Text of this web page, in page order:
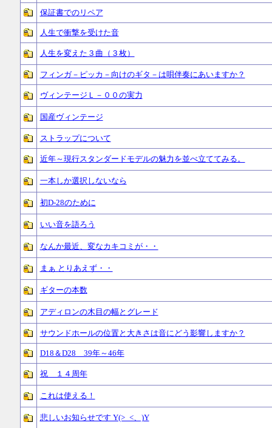
保証書でのリペア
人生で衝撃を受けた音
人生を変えた３曲（３枚）
フィンガ－ピッカ－向けのギタ－は唄伴奏にあいますか？
ヴィンテージＬ－００の実力
国産ヴィンテージ
ストラップについて
近年～現行スタンダードモデルの魅力を並べ立ててみる。
一本しか選択しないなら
初D-28のために
いい音を語ろう
なんか最近、変なカキコミが・・
まぁ とりあえず・・
ギターの本数
アディロンの木目の幅とグレード
サウンドホールの位置と大きさは音にどう影響しますか？
D18＆D28 39年～46年
祝 １４周年
これは使える！
悲しいお知らせです Y(>_<、)Y